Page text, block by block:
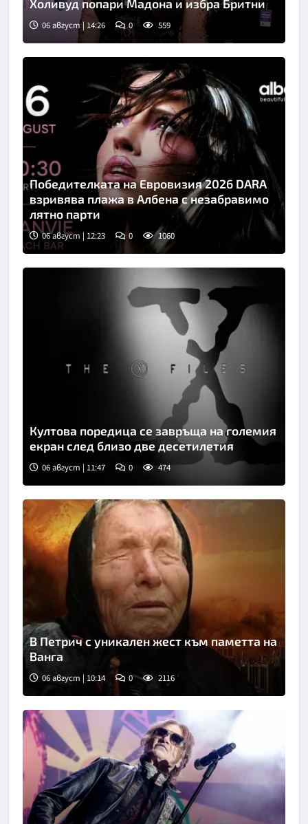
Снимка: People
Холивуд попари Мадона и избра Бритни
06 август | 14:26 0 559
Победителката на Евровизия 2026 DARA
взривява плажа в Албена с незабравимо
лятно парти
06 август | 12:23 0 1060
Снимка: БГНЕС
Култова поредица се завръща на големия
екран след близо две десетилетия
06 август | 11:47 0 474
В Петрич с уникален жест към паметта на
Ванга
06 август | 10:14 0 2116